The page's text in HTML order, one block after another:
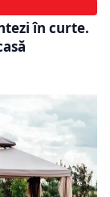
în curte.